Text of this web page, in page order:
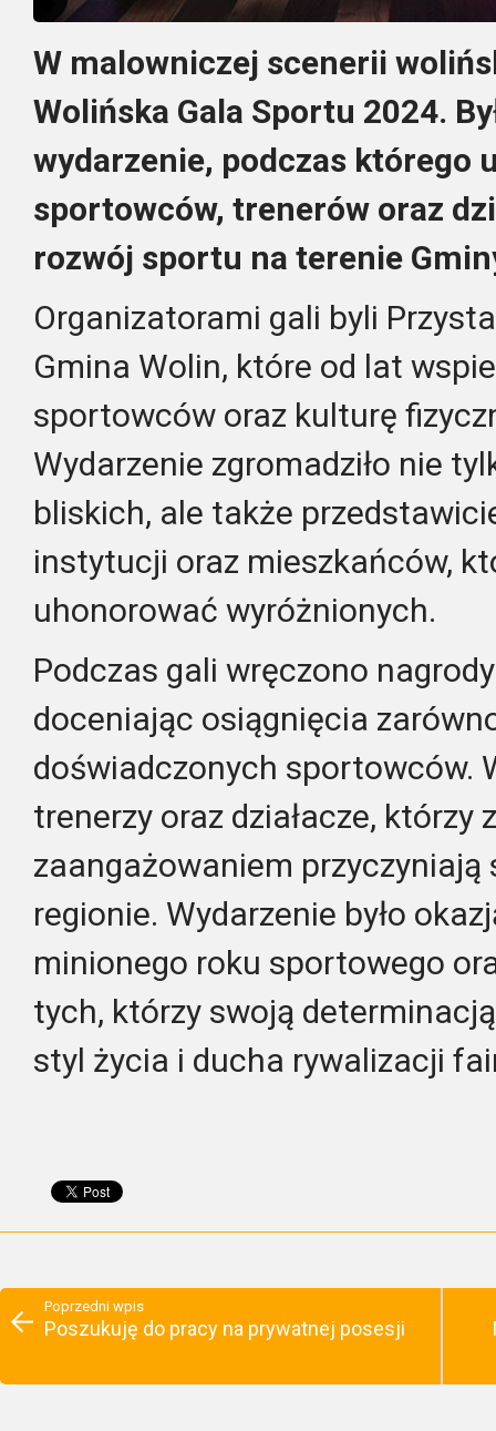
W malowniczej scenerii
Wolińska Gala Sportu 2024.
wydarzenie, podczas którego
sportowców, trenerów oraz
rozwój sportu na terenie
Organizatorami gali byli
Gmina Wolin, które od lat
sportowców oraz kulturę
Wydarzenie zgromadziło nie
bliskich, ale także
instytucji oraz mieszkańców,
uhonorować wyróżnionych.
Podczas gali wręczono
doceniając osiągnięcia
doświadczonych sportowców.
trenerzy oraz działacze, którzy
zaangażowaniem
regionie. Wydarzenie było
minionego roku sportowego
tych, którzy swoją
styl życia i ducha rywalizacji
Poprzedni wpis
Poszukuję do pracy na prywatnej posesji